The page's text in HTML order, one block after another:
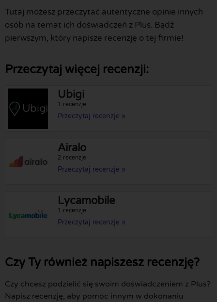
Tutaj możesz przeczytać autentyczne opinie innych
osób na temat ich doświadczeń z Plus. Bądź
pierwszym, który napisze recenzję o tej firmie!
Przeczytaj więcej recenzji:
Ubigi
1 recenzje
Przeczytaj recenzje »
Airalo
2 recenzje
Przeczytaj recenzje »
Lycamobile
1 recenzje
Przeczytaj recenzje »
Czy Ty również napiszesz recenzję?
Czy chcesz podzielić się swoim doświadczeniem z Plus?
Napisz recenzję, aby pomóc innym w dokonaniu